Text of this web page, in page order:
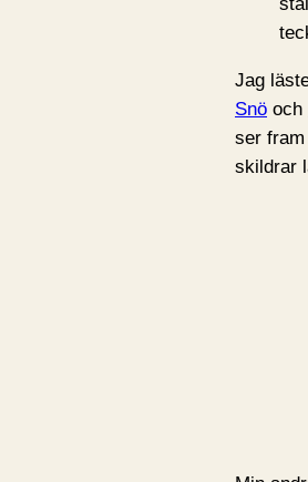
Jag
Snö och
ser
skildrar